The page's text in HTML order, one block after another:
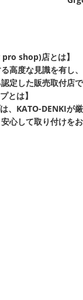
pro shop)店とは】
高度な見識を有し
定した販売取付店
とは】
、KATO-DENKIが
心して取り付けを